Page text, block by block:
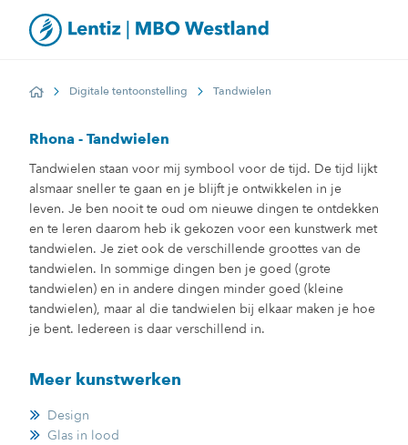
HomeDigitale tentoonstelling Tandwielen
Rhona - Tandwielen
Tandwielen staan voor mij symbool voor de tijd. De tijd lijkt
alsmaar sneller te gaan en je blijft je ontwikkelen in je
leven. Je ben nooit te oud om nieuwe dingen te ontdekken
en te leren daarom heb ik gekozen voor een kunstwerk met
tandwielen. Je ziet ook de verschillende groottes van de
tandwielen. In sommige dingen ben je goed (grote
tandwielen) en in andere dingen minder goed (kleine
tandwielen), maar al die tandwielen bij elkaar maken je hoe
je bent. Iedereen is daar verschillend in.
Meer kunstwerken
Design
Glas in lood